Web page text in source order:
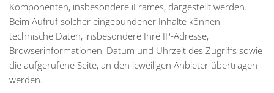
Komponenten, insbesondere iFrames, dargestellt werden.
Beim Aufruf solcher eingebundener Inhalte können
technische Daten, insbesondere Ihre IP-Adresse,
Browserinformationen, Datum und Uhrzeit des Zugriffs sowie
die aufgerufene Seite, an den jeweiligen Anbieter übertragen
werden.